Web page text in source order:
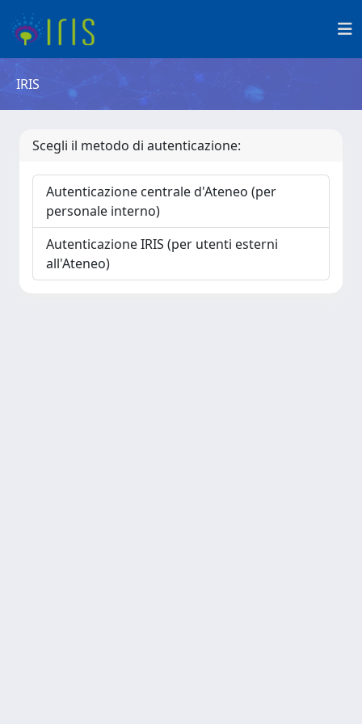
IRIS
Scegli il metodo di autenticazione:
Autenticazione centrale d'Ateneo (per
personale interno)
Autenticazione IRIS (per utenti esterni
all'Ateneo)